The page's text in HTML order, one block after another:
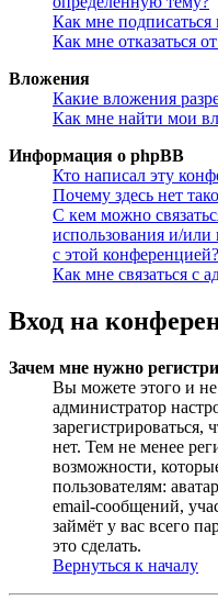
Как мне
Как мне отказаться
Вложения
Какие вложения
Как мне найти мои
Информация о phpBB
Кто написал эту
Почему здесь нет
С кем можно
использования и/
с этой конференцией?
Как мне связаться с
Вход на
Зачем мне нужно
Вы можете этого и не
администратор
нет. Тем не менее
возможности,
пользователям:
email-сообщений,
займёт у вас всего
это сделать.
Вернуться к началу